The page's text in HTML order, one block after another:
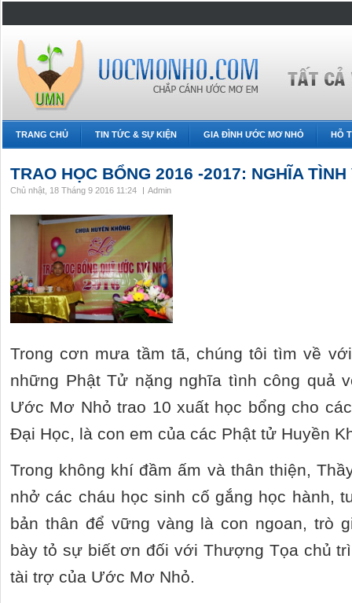
TRANG CHỦ TIN TỨC & SỰ KIỆN GIA ĐÌNH ƯỚC MƠ NHỎ HỖ
TRAO HỌC BỔNG 2016 -2017: NGHĨA
Chủ nhật, 18 Tháng 9 2016 11:24 Admin
Trong cơn mưa tầm tã, chúng tôi tìm về
những Phật Tử nặng nghĩa tình công quả
Ước Mơ Nhỏ trao 10 xuất học bổng cho
Đại Học, là con em của các Phật tử Huyền
Trong không khí đầm ấm và thân thiện,
nhở các cháu học sinh cố gắng học hành,
bản thân để vững vàng là con ngoan, trò
bày tỏ sự biết ơn đối với Thượng Tọa chủ
tài trợ của Ước Mơ Nhỏ.